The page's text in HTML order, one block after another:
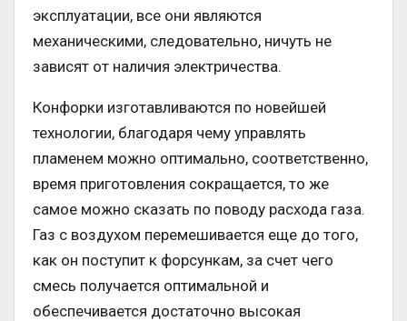
эксплуатации, все они являются
механическими, следовательно, ничуть не
зависят от наличия электричества.
Конфорки изготавливаются по новейшей
технологии, благодаря чему управлять
пламенем можно оптимально, соответственно,
время приготовления сокращается, то же
самое можно сказать по поводу расхода газа.
Газ с воздухом перемешивается еще до того,
как он поступит к форсункам, за счет чего
смесь получается оптимальной и
обеспечивается достаточно высокая